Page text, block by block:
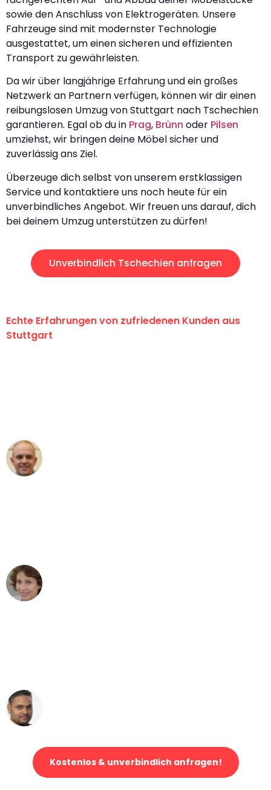
sowie den Anschluss von Elektrogeräten. Unsere
Fahrzeuge sind mit modernster Technologie
ausgestattet, um einen sicheren und effizienten
Transport zu gewährleisten.
Da wir über langjährige Erfahrung und ein großes
Netzwerk an Partnern verfügen, können wir dir einen
reibungslosen Umzug von Stuttgart nach Tschechien
garantieren. Egal ob du in Prag, Brünn oder Pilsen
umziehst, wir bringen deine Möbel sicher und
zuverlässig ans Ziel.
Überzeuge dich selbst von unserem erstklassigen
Service und kontaktiere uns noch heute für ein
unverbindliches Angebot. Wir freuen uns darauf, dich
bei deinem Umzug unterstützen zu dürfen!
Unverbindlich Tschechien anfragen
Echte Erfahrungen von zufriedenen Kunden aus
Stuttgart
Kostenlos & unverbindlich anfragen!